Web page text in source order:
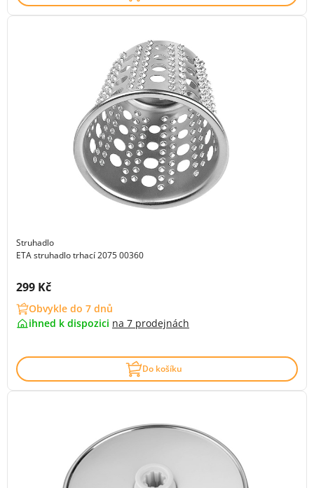
Struhadlo
ETA struhadlo trhací 2075 00360
Cena s DPH:
299 Kč
Obvykle do 7 dnů
ihned k dispozici na 7 prodejnách
Do košíku